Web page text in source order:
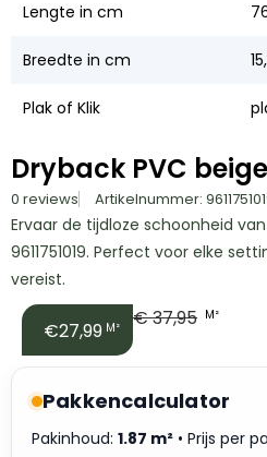
Lengte in cm
Breedte in cm
Plak of Klik
Dryback PVC beige
0 reviews Artikelnummer:
Ervaar de tijdloze schoonheid
9611751019. Perfect voor elke
vereist.
€27,99 M² €37,95 M²
Pakkencalculator
Pakinhoud: 1.87 m² • Prijs per